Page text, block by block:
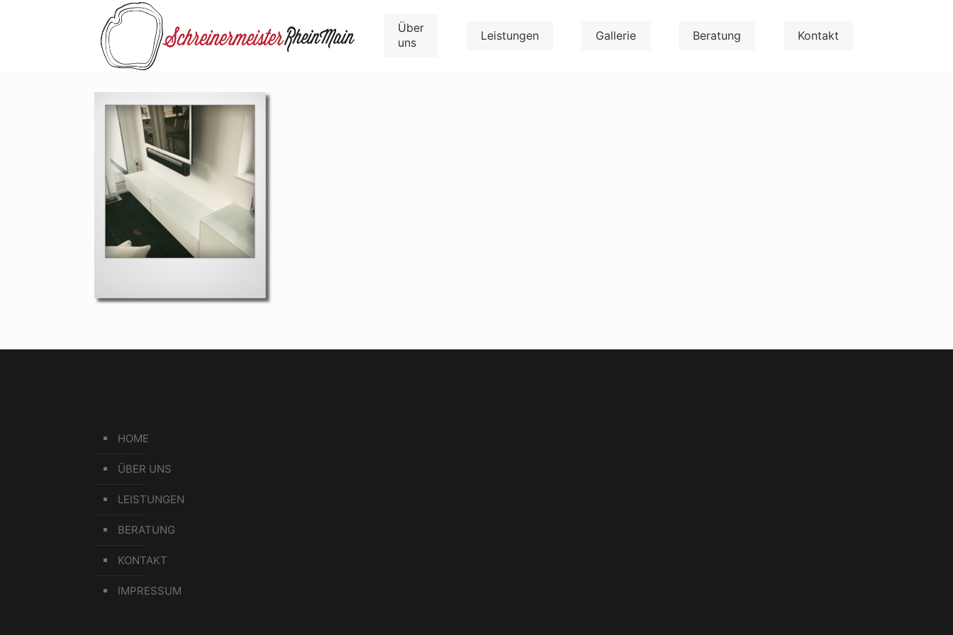
Über
uns
Leistungen Gallerie Beratung Kontakt
HOME
ÜBER UNS
LEISTUNGEN
BERATUNG
KONTAKT
IMPRESSUM